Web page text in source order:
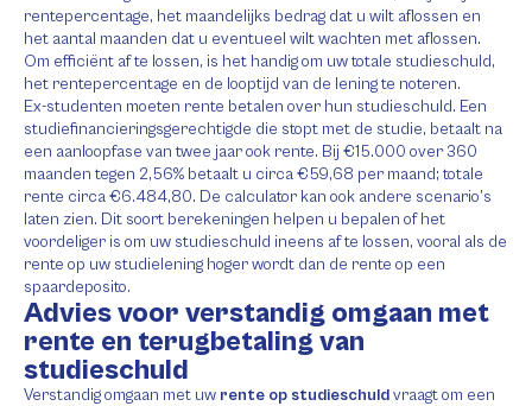
rentepercentage, het maandelijks bedrag dat u wilt aflossen en
het aantal maanden dat u eventueel wilt wachten met aflossen.
Om efficiënt af te lossen, is het handig om uw totale studieschuld,
het rentepercentage en de looptijd van de lening te noteren.
Ex-studenten moeten rente betalen over hun studieschuld. Een
studiefinancieringsgerechtigde die stopt met de studie, betaalt na
een aanloopfase van twee jaar ook rente. Bij €15.000 over 360
maanden tegen 2,56% betaalt u circa €59,68 per maand; totale
rente circa €6.484,80. De calculator kan ook andere scenario’s
laten zien. Dit soort berekeningen helpen u bepalen of het
voordeliger is om uw studieschuld ineens af te lossen, vooral als de
rente op uw studielening hoger wordt dan de rente op een
spaardeposito.
Advies voor verstandig omgaan met
rente en terugbetaling van
studieschuld
Verstandig omgaan met uw rente op studieschuldvraagt om een